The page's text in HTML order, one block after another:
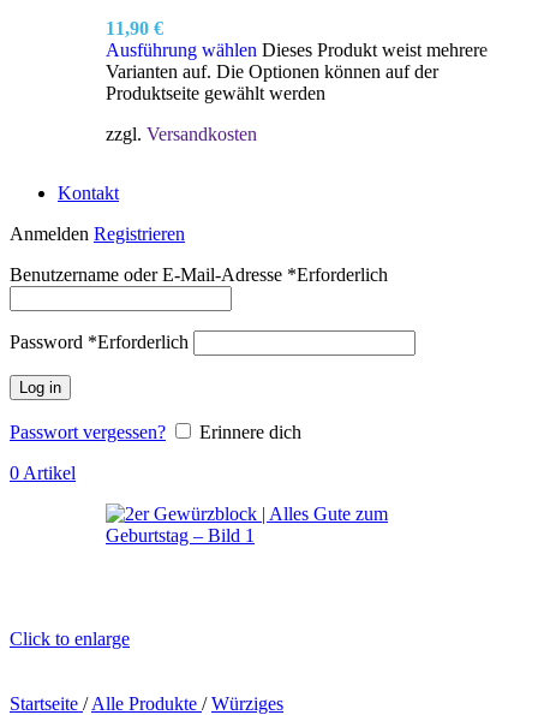
11,90 €
Ausführung wählen Dieses Produkt weist mehrere
Varianten auf. Die Optionen können auf der
Produktseite gewählt werden
zzgl. Versandkosten
Kontakt
Anmelden Registrieren
Benutzername oder E-Mail-Adresse *Erforderlich
Password *Erforderlich
Log in
Passwort vergessen?
Erinnere dich
0 Artikel
Click to enlarge
Startseite / Alle Produkte / Würziges